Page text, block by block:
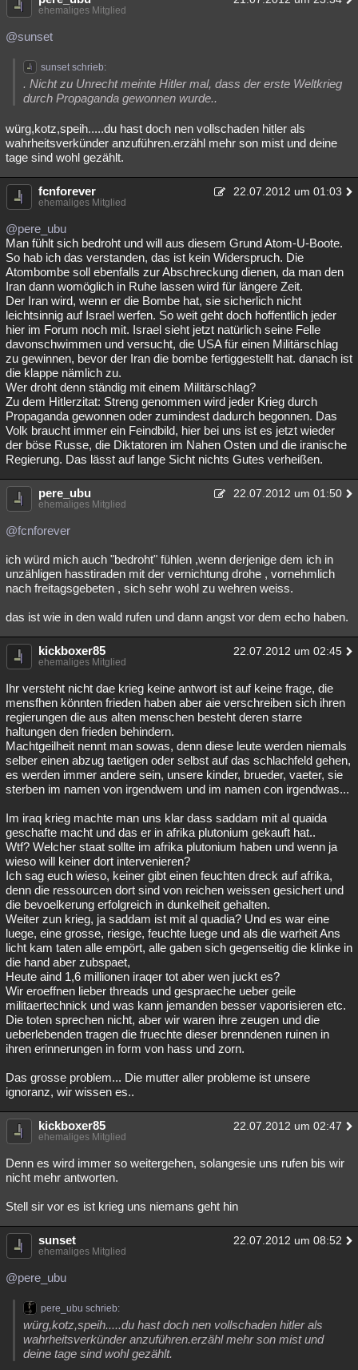
ehemaliges Mitglied
@sunset
sunset schrieb:
. Nicht zu Unrecht meinte Hitler mal, dass der erste Weltkrieg
durch Propaganda gewonnen wurde..
würg,kotz,speih.....du hast doch nen vollschaden hitler als
wahrheitsverkünder anzuführen.erzähl mehr son mist und deine
tage sind wohl gezählt.
fcnforever 22.07.2012 um 01:03
ehemaliges Mitglied
@pere_ubu
Man fühlt sich bedroht und will aus diesem Grund Atom-U-Boote.
So hab ich das verstanden, das ist kein Widerspruch. Die
Atombombe soll ebenfalls zur Abschreckung dienen, da man den
Iran dann womöglich in Ruhe lassen wird für längere Zeit.
Der Iran wird, wenn er die Bombe hat, sie sicherlich nicht
leichtsinnig auf Israel werfen. So weit geht doch hoffentlich jeder
hier im Forum noch mit. Israel sieht jetzt natürlich seine Felle
davonschwimmen und versucht, die USA für einen Militärschlag
zu gewinnen, bevor der Iran die bombe fertiggestellt hat. danach ist
die klappe nämlich zu.
Wer droht denn ständig mit einem Militärschlag?
Zu dem Hitlerzitat: Streng genommen wird jeder Krieg durch
Propaganda gewonnen oder zumindest dadurch begonnen. Das
Volk braucht immer ein Feindbild, hier bei uns ist es jetzt wieder
der böse Russe, die Diktatoren im Nahen Osten und die iranische
Regierung. Das lässt auf lange Sicht nichts Gutes verheißen.
pere_ubu 22.07.2012 um 01:50
ehemaliges Mitglied
@fcnforever
ich würd mich auch "bedroht" fühlen ,wenn derjenige dem ich in
unzähligen hasstiraden mit der vernichtung drohe , vornehmlich
nach freitagsgebeten , sich sehr wohl zu wehren weiss.
das ist wie in den wald rufen und dann angst vor dem echo haben.
kickboxer85 22.07.2012 um 02:45
ehemaliges Mitglied
Ihr versteht nicht dae krieg keine antwort ist auf keine frage, die
mensfhen könnten frieden haben aber aie verschreiben sich ihren
regierungen die aus alten menschen besteht deren starre
haltungen den frieden behindern.
Machtgeilheit nennt man sowas, denn diese leute werden niemals
selber einen abzug taetigen oder selbst auf das schlachfeld gehen,
es werden immer andere sein, unsere kinder, brueder, vaeter, sie
sterben im namen von irgendwem und im namen con irgendwas...
Im iraq krieg machte man uns klar dass saddam mit al quaida
geschafte macht und das er in afrika plutonium gekauft hat..
Wtf? Welcher staat sollte im afrika plutonium haben und wenn ja
wieso will keiner dort intervenieren?
Ich sag euch wieso, keiner gibt einen feuchten dreck auf afrika,
denn die ressourcen dort sind von reichen weissen gesichert und
die bevoelkerung erfolgreich in dunkelheit gehalten.
Weiter zun krieg, ja saddam ist mit al quadia? Und es war eine
luege, eine grosse, riesige, feuchte luege und als die warheit Ans
licht kam taten alle empört, alle gaben sich gegenseitig die klinke in
die hand aber zubspaet,
Heute aind 1,6 millionen iraqer tot aber wen juckt es?
Wir eroeffnen lieber threads und gespraeche ueber geile
militaertechnick und was kann jemanden besser vaporisieren etc.
Die toten sprechen nicht, aber wir waren ihre zeugen und die
ueberlebenden tragen die fruechte dieser brenndenen ruinen in
ihren erinnerungen in form von hass und zorn.
Das grosse problem... Die mutter aller probleme ist unsere
ignoranz, wir wissen es..
kickboxer85 22.07.2012 um 02:47
ehemaliges Mitglied
Denn es wird immer so weitergehen, solangesie uns rufen bis wir
nicht mehr antworten.
Stell sir vor es ist krieg uns niemans geht hin
sunset 22.07.2012 um 08:52
ehemaliges Mitglied
@pere_ubu
pere_ubu schrieb:
würg,kotz,speih.....du hast doch nen vollschaden hitler als
wahrheitsverkünder anzuführen.erzähl mehr son mist und
deine tage sind wohl gezählt.